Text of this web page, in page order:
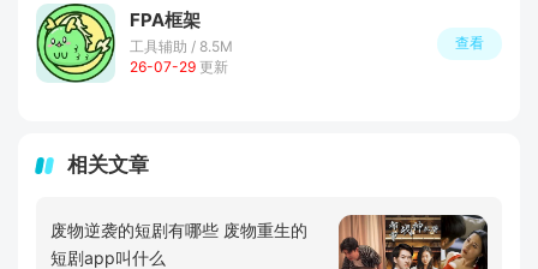
FPA框架
工具辅助 / 8.5M
26-07-29 更新
查看
相关文章
废物逆袭的短剧有哪些 废物重生的
短剧app叫什么